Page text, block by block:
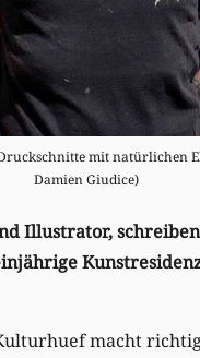
mit natürlichen
Damien Giudice)
Illustrator,
macht